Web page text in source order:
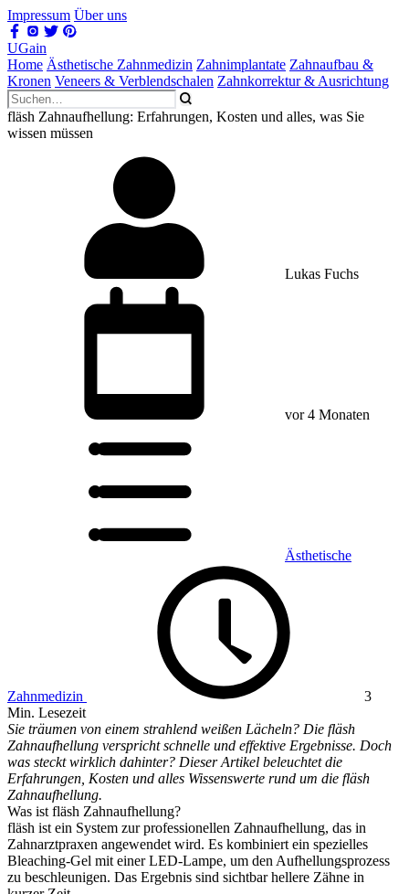
Impressum Über uns
UGain
Home Ästhetische Zahnmedizin Zahnimplantate Zahnaufbau &
Kronen Veneers & Verblendschalen Zahnkorrektur & Ausrichtung
fläsh Zahnaufhellung: Erfahrungen, Kosten und alles, was Sie
wissen müssen
Lukas Fuchs
vor 4 Monaten
Ästhetische
Zahnmedizin
3
Min. Lesezeit
Sie träumen von einem strahlend weißen Lächeln? Die fläsh
Zahnaufhellung verspricht schnelle und effektive Ergebnisse. Doch
was steckt wirklich dahinter? Dieser Artikel beleuchtet die
Erfahrungen, Kosten und alles Wissenswerte rund um die fläsh
Zahnaufhellung.
Was ist fläsh Zahnaufhellung?
fläsh ist ein System zur professionellen Zahnaufhellung, das in
Zahnarztpraxen angewendet wird. Es kombiniert ein spezielles
Bleaching-Gel mit einer LED-Lampe, um den Aufhellungsprozess
zu beschleunigen. Das Ergebnis sind sichtbar hellere Zähne in